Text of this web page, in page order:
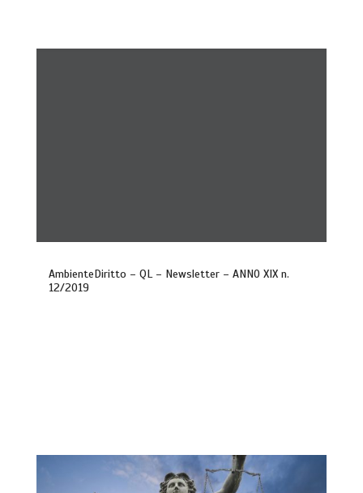
AmbienteDiritto – QL – Newsletter – ANNO XIX n.
12/2019